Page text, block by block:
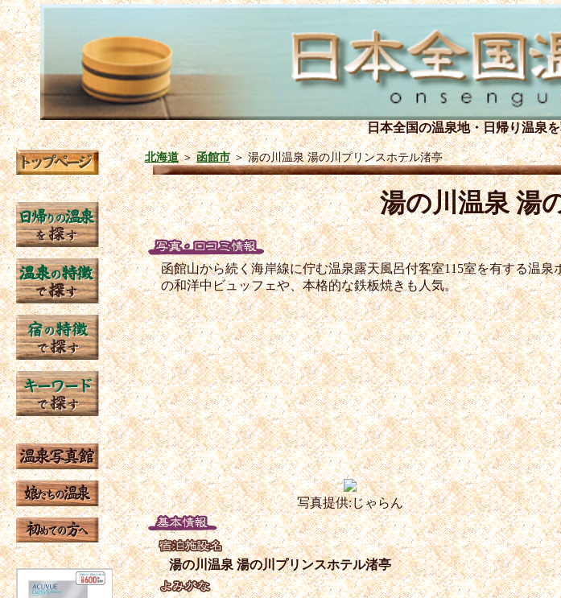
日本全国の温泉地・日帰り温泉を
北海道＞函館市＞湯の川温泉 湯の川プリンスホテル渚亭
湯の川温泉 湯
函館山から続く海岸線に佇む温泉露天風呂付客室115室を有する温
の和洋中ビュッフェや、本格的な鉄板焼きも人気。
写真提供:じゃらん
湯の川温泉 湯の川プリンスホテル渚亭